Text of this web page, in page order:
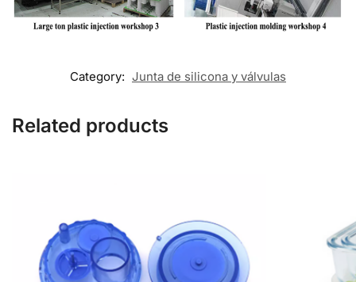
Category: Junta de silicona y válvulas
Related products